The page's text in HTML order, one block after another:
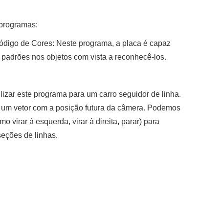
de Cores: Neste programa, a placa é capaz
nos objetos com vista a reconhecê-los.
este programa para um carro seguidor de linha.
vetor com a posição futura da câmera. Podemos
virar à esquerda, virar à direita, parar) para
de linhas.